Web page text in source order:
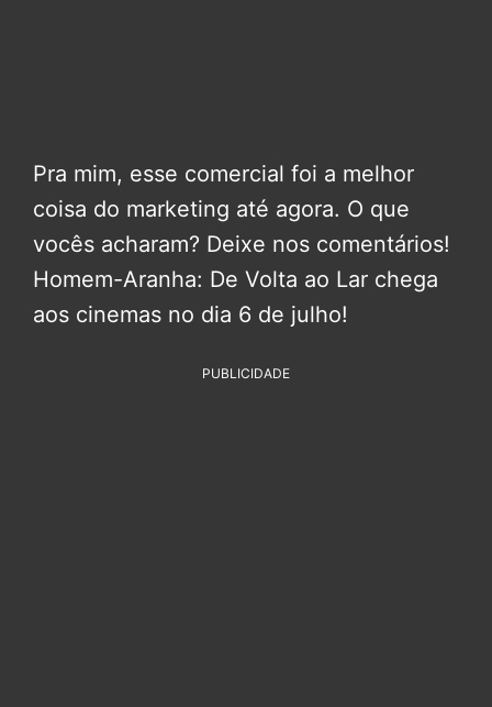
Pra mim, esse comercial foi a melhor
coisa do marketing até agora. O que
vocês acharam? Deixe nos comentários!
Homem-Aranha: De Volta ao Lar chega
aos cinemas no dia 6 de julho!
PUBLICIDADE